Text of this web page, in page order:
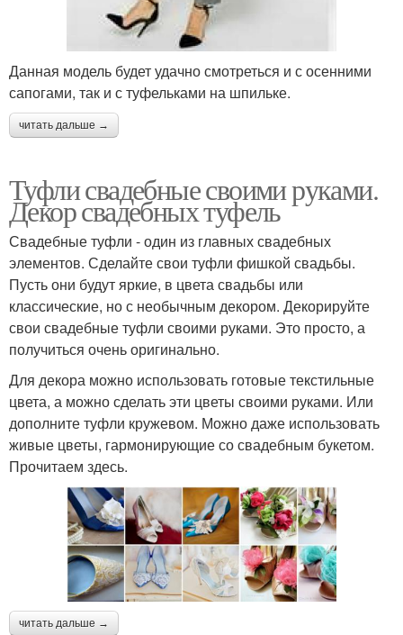
Данная модель будет удачно смотреться и с осенними
сапогами, так и с туфельками на шпильке.
читать дальше →
Туфли свадебные своими руками.
Декор свадебных туфель
Свадебные туфли - один из главных свадебных
элементов. Сделайте свои туфли фишкой свадьбы.
Пусть они будут яркие, в цвета свадьбы или
классические, но с необычным декором. Декорируйте
свои свадебные туфли своими руками. Это просто, а
получиться очень оригинально.
Для декора можно использовать готовые текстильные
цвета, а можно сделать эти цветы своими руками. Или
дополните туфли кружевом. Можно даже использовать
живые цветы, гармонирующие со свадебным букетом.
Прочитаем здесь.
читать дальше →